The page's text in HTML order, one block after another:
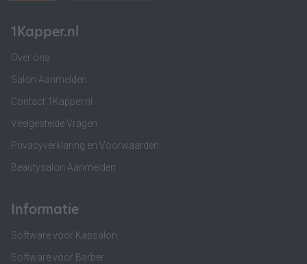
1Kapper.nl
Over ons
Salon Aanmelden
Contact 1Kapper.nl
Veelgestelde Vragen
Privacyverklaring en Voorwaarden
Beautysalon Aanmelden
Informatie
Software voor Kapsalon
Software voor Barber